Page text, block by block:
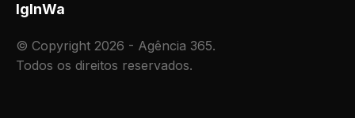
IgInWa
© Copyright 2026 - Agência 365.
Todos os direitos reservados.